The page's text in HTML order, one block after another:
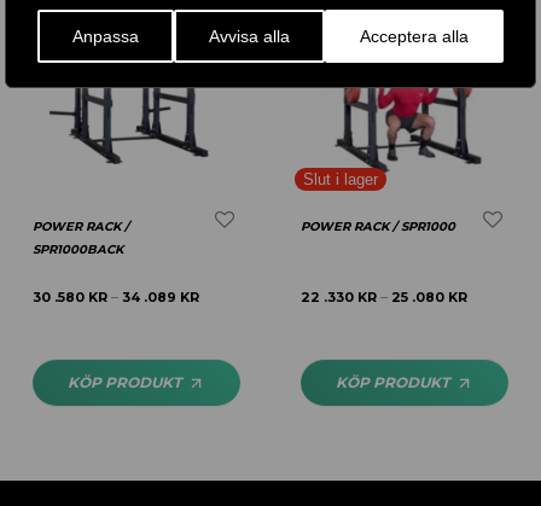
Anpassa Avvisa alla Acceptera alla
POWER RACK /
SPR1000BACK
30 .580 KR – 34 .089 KR
KÖP PRODUKT
POWER RACK / SPR1000
22 .330 KR – 25 .080 KR
KÖP PRODUKT